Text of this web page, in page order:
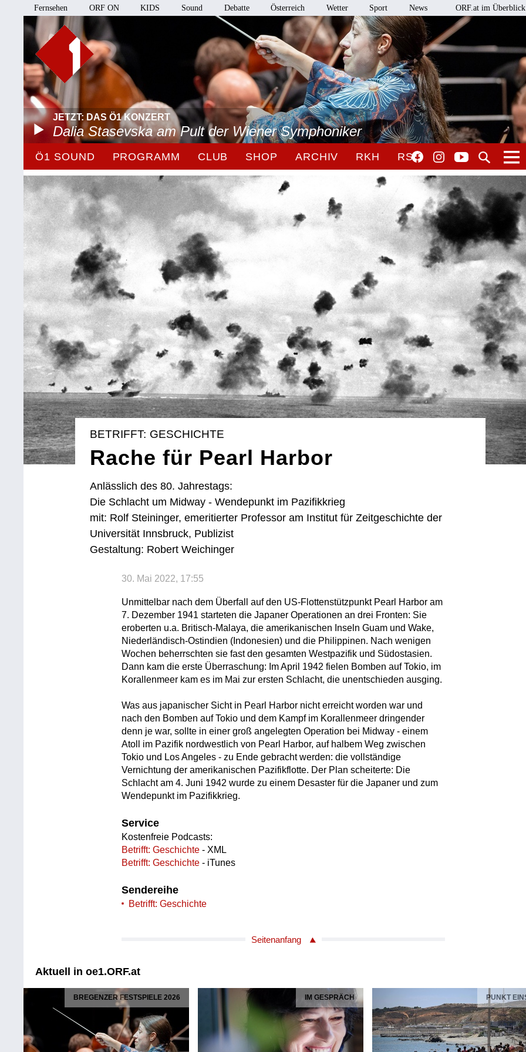
Fernsehen ORF ON KIDS Sound Debatte Österreich Wetter Sport News ORF.at im Überblick
JETZT: DAS Ö1 KONZERT
Dalia Stasevska am Pult der Wiener Symphoniker
Ö1 SOUND PROGRAMM CLUB SHOP ARCHIV RKH RSO
BETRIFFT: GESCHICHTE
Rache für Pearl Harbor
Anlässlich des 80. Jahrestags:
Die Schlacht um Midway - Wendepunkt im Pazifikkrieg
mit: Rolf Steininger, emeritierter Professor am Institut für Zeitgeschichte der
Universität Innsbruck, Publizist
Gestaltung: Robert Weichinger
30. Mai 2022, 17:55
Unmittelbar nach dem Überfall auf den US-Flottenstützpunkt Pearl Harbor am
7. Dezember 1941 starteten die Japaner Operationen an drei Fronten: Sie
eroberten u.a. Britisch-Malaya, die amerikanischen Inseln Guam und Wake,
Niederländisch-Ostindien (Indonesien) und die Philippinen. Nach wenigen
Wochen beherrschten sie fast den gesamten Westpazifik und Südostasien.
Dann kam die erste Überraschung: Im April 1942 fielen Bomben auf Tokio, im
Korallenmeer kam es im Mai zur ersten Schlacht, die unentschieden ausging.
Was aus japanischer Sicht in Pearl Harbor nicht erreicht worden war und
nach den Bomben auf Tokio und dem Kampf im Korallenmeer dringender
denn je war, sollte in einer groß angelegten Operation bei Midway - einem
Atoll im Pazifik nordwestlich von Pearl Harbor, auf halbem Weg zwischen
Tokio und Los Angeles - zu Ende gebracht werden: die vollständige
Vernichtung der amerikanischen Pazifikflotte. Der Plan scheiterte: Die
Schlacht am 4. Juni 1942 wurde zu einem Desaster für die Japaner und zum
Wendepunkt im Pazifikkrieg.
Service
Kostenfreie Podcasts:
Betrifft: Geschichte - XML
Betrifft: Geschichte - iTunes
Sendereihe
Betrifft: Geschichte
Seitenanfang
Aktuell in oe1.ORF.at
BREGENZER FESTSPIELE 2026 IM GESPRÄCH PUNKT